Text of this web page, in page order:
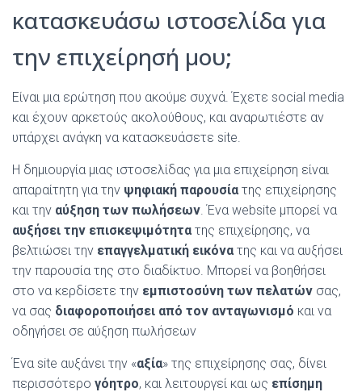
κατασκευάσω ιστοσελίδα για
την επιχείρησή μου;
Είναι μια ερώτηση που ακούμε συχνά. Έχετε social media
και έχουν αρκετούς ακολούθους, και αναρωτιέστε αν
υπάρχει ανάγκη να κατασκευάσετε site.
Η δημιουργία μιας ιστοσελίδας για μια επιχείρηση είναι
απαραίτητη για την ψηφιακή παρουσία της επιχείρησης
και την αύξηση των πωλήσεων . Ένα website μπορεί να
αυξήσει την επισκεψιμότητα της επιχείρησης, να
βελτιώσει την επαγγελματική εικόνα της και να αυξήσει
την παρουσία της στο διαδίκτυο. Μπορεί να βοηθήσει
στο να κερδίσετε την εμπιστοσύνη των πελατών σας,
να σας διαφοροποιήσει από τον ανταγωνισμό και να
οδηγήσει σε αύξηση πωλήσεων
Ένα site αυξάνει την «αξία» της επιχείρησης σας, δίνει
περισσότερο γόητρο, και λειτουργεί και ως επίσημη